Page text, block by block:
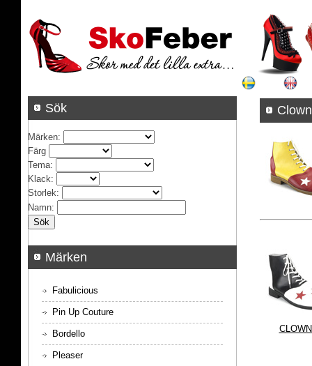
Sök
Märken:
Färg
Tema:
Klack:
Storlek:
Namn:
Märken
Fabulicious
Pin Up Couture
Bordello
Pleaser